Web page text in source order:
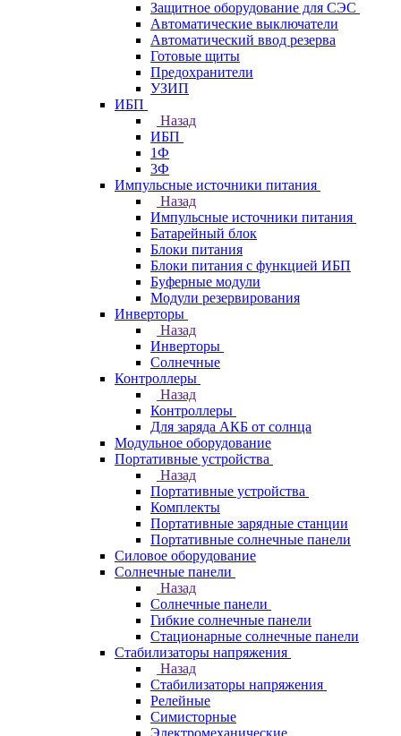
Защитное оборудование для СЭС
Автоматические выключатели
Автоматический ввод резерва
Готовые щиты
Предохранители
УЗИП
ИБП
Назад
ИБП
1Ф
3Ф
Импульсные источники питания
Назад
Импульсные источники питания
Батарейный блок
Блоки питания
Блоки питания с функцией ИБП
Буферные модули
Модули резервирования
Инверторы
Назад
Инверторы
Солнечные
Контроллеры
Назад
Контроллеры
Для заряда АКБ от солнца
Модульное оборудование
Портативные устройства
Назад
Портативные устройства
Комплекты
Портативные зарядные станции
Портативные солнечные панели
Силовое оборудование
Солнечные панели
Назад
Солнечные панели
Гибкие солнечные панели
Стационарные солнечные панели
Стабилизаторы напряжения
Назад
Стабилизаторы напряжения
Релейные
Симисторные
Электромеханические